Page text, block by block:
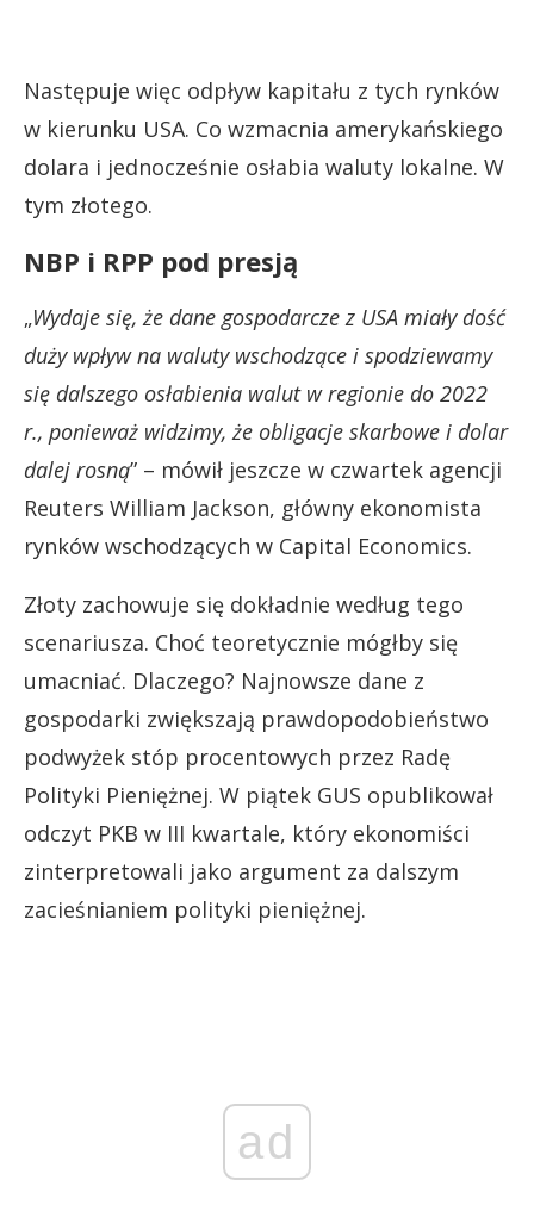
Następuje więc odpływ kapitału z tych rynków
w kierunku USA. Co wzmacnia amerykańskiego
dolara i jednocześnie osłabia waluty lokalne. W
tym złotego.
NBP i RPP pod presją
„Wydaje się, że dane gospodarcze z USA miały dość
duży wpływ na waluty wschodzące i spodziewamy
się dalszego osłabienia walut w regionie do 2022
r., ponieważ widzimy, że obligacje skarbowe i dolar
dalej rosną” – mówił jeszcze w czwartek agencji
Reuters William Jackson, główny ekonomista
rynków wschodzących w Capital Economics.
Złoty zachowuje się dokładnie według tego
scenariusza. Choć teoretycznie mógłby się
umacniać. Dlaczego? Najnowsze dane z
gospodarki zwiększają prawdopodobieństwo
podwyżek stóp procentowych przez Radę
Polityki Pieniężnej. W piątek GUS opublikował
odczyt PKB w III kwartale, który ekonomiści
zinterpretowali jako argument za dalszym
zacieśnianiem polityki pieniężnej.
ad